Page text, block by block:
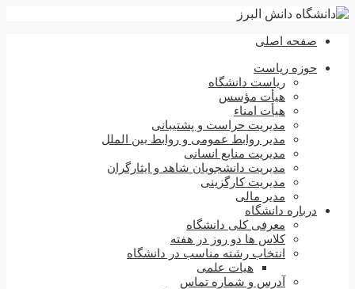
صفحه اصلی
حوزه ریاست
ریاست دانشگاه
هیأت مؤسس
هیأت امناء
مدیریت حراست و پشتیبانی
مدیر روابط عمومی و روابط بین الملل
مدیریت منابع انسانی
مدیریت دانشجویان شاهد و ایثارگران
مدیریت کارگزینی
مدیر مالی
درباره دانشگاه
معرفی کلی دانشگاه
کلاس ها دو روز در هفته
انتخاب رشته مناسب در دانشگاه
هیات علمی
آدرس و شماره تماس